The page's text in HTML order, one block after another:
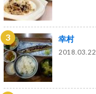
幸村
2018.03.22